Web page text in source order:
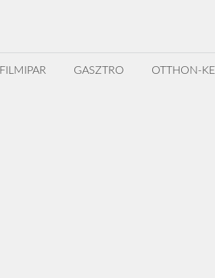
FILMIPAR GASZTRO OTTHON-